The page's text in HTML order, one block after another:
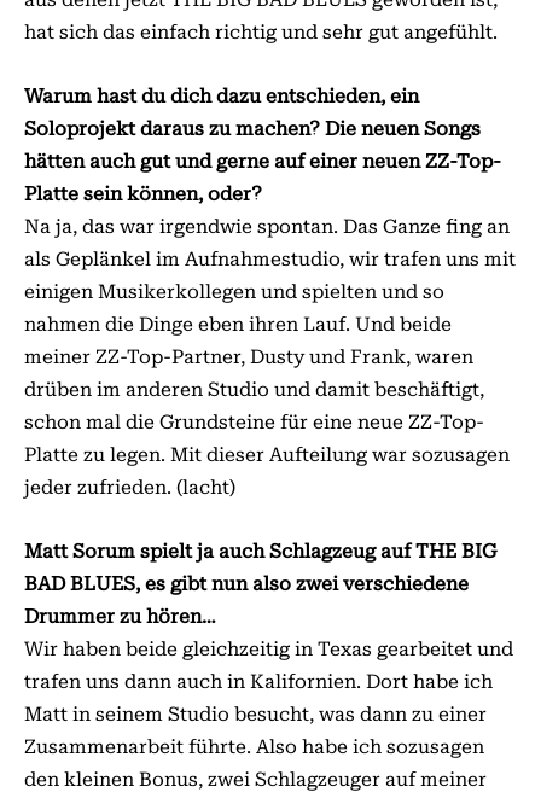
hat sich das einfach richtig und sehr gut angefühlt.
Warum hast du dich dazu entschieden, ein
Soloprojekt daraus zu machen? Die neuen Songs
hätten auch gut und gerne auf einer neuen ZZ-Top-
Platte sein können, oder?
Na ja, das war irgendwie spontan. Das Ganze fing an
als Geplänkel im Aufnahmestudio, wir trafen uns mit
einigen Musikerkollegen und spielten und so
nahmen die Dinge eben ihren Lauf. Und beide
meiner ZZ-Top-Partner, Dusty und Frank, waren
drüben im anderen Studio und damit beschäftigt,
schon mal die Grundsteine für eine neue ZZ-Top-
Platte zu legen. Mit dieser Aufteilung war sozusagen
jeder zufrieden. (lacht)
Matt Sorum spielt ja auch Schlagzeug auf THE BIG
BAD BLUES, es gibt nun also zwei verschiedene
Drummer zu hören…
Wir haben beide gleichzeitig in Texas gearbeitet und
trafen uns dann auch in Kalifornien. Dort habe ich
Matt in seinem Studio besucht, was dann zu einer
Zusammenarbeit führte. Also habe ich sozusagen
den kleinen Bonus, zwei Schlagzeuger auf meiner